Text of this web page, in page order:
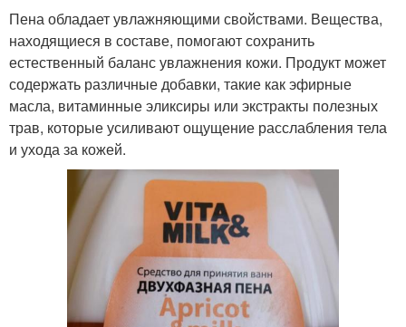
Пена обладает увлажняющими свойствами. Вещества,
находящиеся в составе, помогают сохранить
естественный баланс увлажнения кожи. Продукт может
содержать различные добавки, такие как эфирные
масла, витаминные эликсиры или экстракты полезных
трав, которые усиливают ощущение расслабления тела
и ухода за кожей.